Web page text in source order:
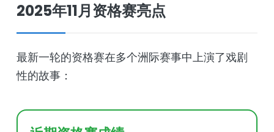
2025年11月资格赛亮点
最新一轮的资格赛在多个洲际赛事中上演了戏剧
性的故事：